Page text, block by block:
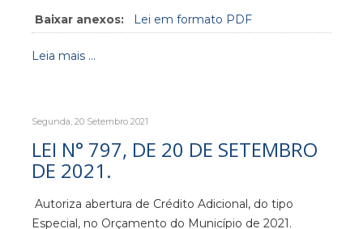
Baixar anexos: Lei em formato PDF
Leia mais ...
Segunda, 20 Setembro 2021
LEI N° 797, DE 20 DE SETEMBRO
DE 2021.
Autoriza abertura de Crédito Adicional, do tipo
Especial, no Orçamento do Município de 2021.